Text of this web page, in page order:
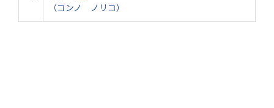
（コンノ ノリコ）